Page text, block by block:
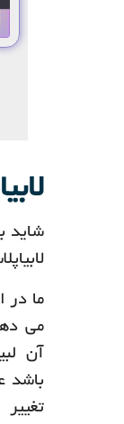
شاید
ما در
می
آن
باشد